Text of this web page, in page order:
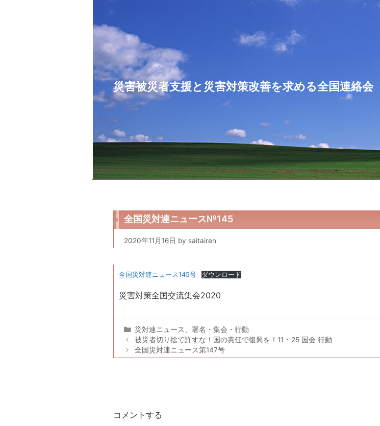
災害被災者支援と災害対策改善を求める全国連絡会
全国災対連ニュース№145
2020年11月16日 by saitairen
全国災対連ニュース145号 ダウンロード
災害対策全国交流集会2020
カ
テ
ゴ
リ
災対連ニュース 、署名・集会・行動
被災者切り捨て許すな！国の責任で復興を！11 ･ 25 国会 行動
全国災対連ニュース第147号
コメントする